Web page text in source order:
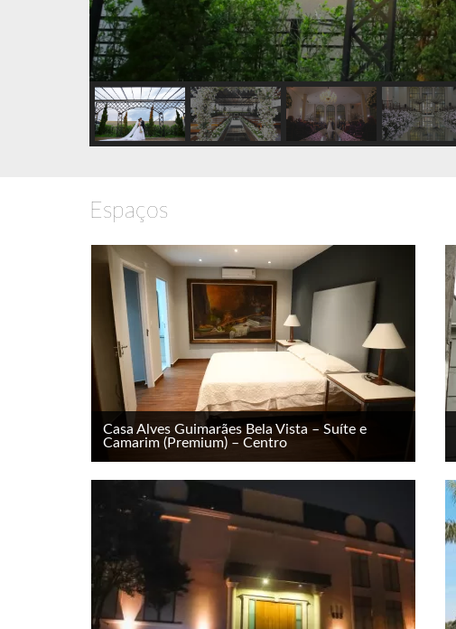
Espaços
Casa Alves Guimarães Bela Vista – Suíte e
Camarim (Premium) – Centro